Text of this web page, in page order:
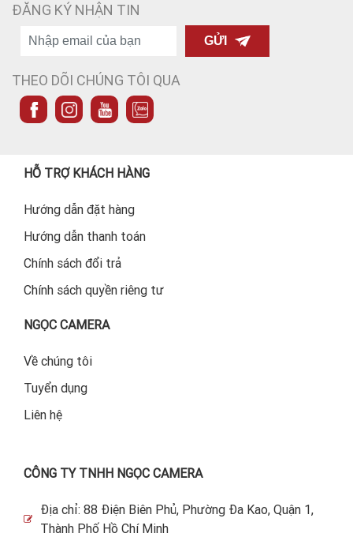
ĐĂNG KÝ NHẬN TIN
GỬI
THEO DÕI CHÚNG TÔI QUA
HỖ TRỢ KHÁCH HÀNG
Hướng dẫn đặt hàng
Hướng dẫn thanh toán
Chính sách đổi trả
Chính sách quyền riêng tư
NGỌC CAMERA
Về chúng tôi
Tuyển dụng
Liên hệ
CÔNG TY TNHH NGỌC CAMERA
Địa chỉ: 88 Điện Biên Phủ, Phường Đa Kao, Quận 1,
Thành Phố Hồ Chí Minh